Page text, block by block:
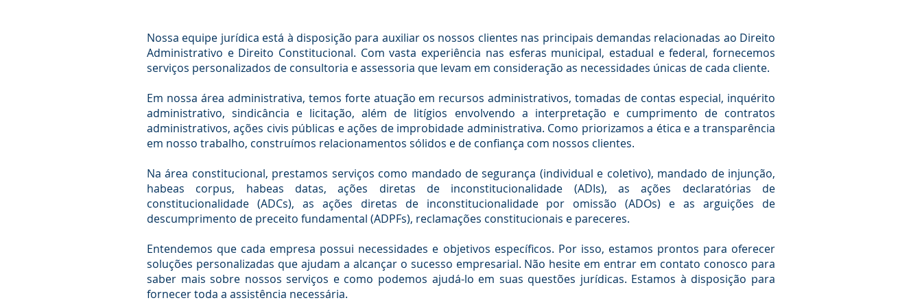
Nossa equipe jurídica está à disposição para auxiliar os nossos clientes nas principais demandas relacionadas ao Direito
Administrativo e Direito Constitucional. Com vasta experiência nas esferas municipal, estadual e federal, fornecemos
serviços personalizados de consultoria e assessoria que levam em consideração as necessidades únicas de cada cliente.
Em nossa área administrativa, temos forte atuação em recursos administrativos, tomadas de contas especial, inquérito
administrativo, sindicância e licitação, além de litígios envolvendo a interpretação e cumprimento de contratos
administrativos, ações civis públicas e ações de improbidade administrativa. Como priorizamos a ética e a transparência
em nosso trabalho, construímos relacionamentos sólidos e de confiança com nossos clientes.
Na área constitucional, prestamos serviços como mandado de segurança (individual e coletivo), mandado de injunção,
habeas corpus, habeas datas, ações diretas de inconstitucionalidade (ADIs), as ações declaratórias de
constitucionalidade (ADCs), as ações diretas de inconstitucionalidade por omissão (ADOs) e as arguições de
descumprimento de preceito fundamental (ADPFs), reclamações constitucionais e pareceres.
Entendemos que cada empresa possui necessidades e objetivos específicos. Por isso, estamos prontos para oferecer
soluções personalizadas que ajudam a alcançar o sucesso empresarial. Não hesite em entrar em contato conosco para
saber mais sobre nossos serviços e como podemos ajudá-lo em suas questões jurídicas. Estamos à disposição para
fornecer toda a assistência necessária.